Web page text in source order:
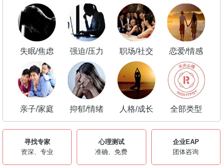
失眠/焦虑 强迫/压力 职场/社交 恋爱/情感
亲子/家庭 抑郁/情绪 人格/成长 全部类型
寻找专家
资深、专业
心理测试
准确、免费
企业EAP
团体咨询